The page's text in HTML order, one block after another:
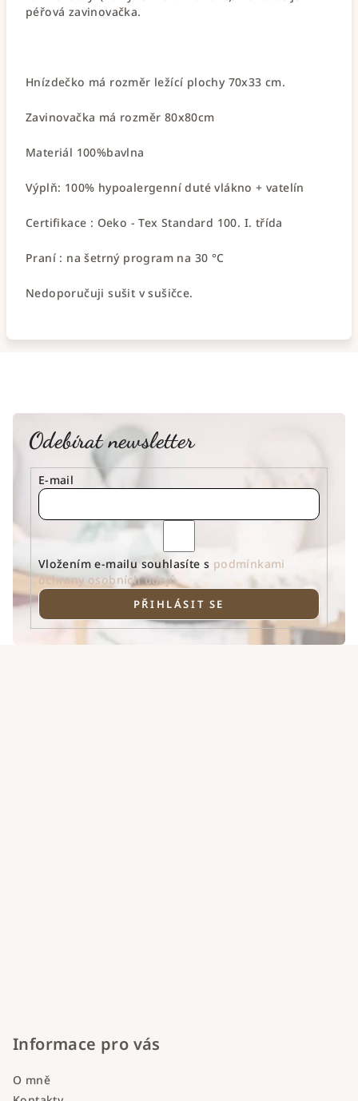
péřová zavinovačka.
Hnízdečko má rozměr ležící plochy 70x33 cm.
Zavinovačka má rozměr 80x80cm
Materiál 100%bavlna
Výplň: 100% hypoalergenní duté vlákno + vatelín
Certifikace : Oeko - Tex Standard 100. I. třída
Praní : na šetrný program na 30 °C
Nedoporučuji sušit v sušičce.
Odebírat newsletter
E-mail
Vložením e-mailu souhlasíte s podmínkami
ochrany osobních údajů
PŘIHLÁSIT SE
Informace pro vás
O mně